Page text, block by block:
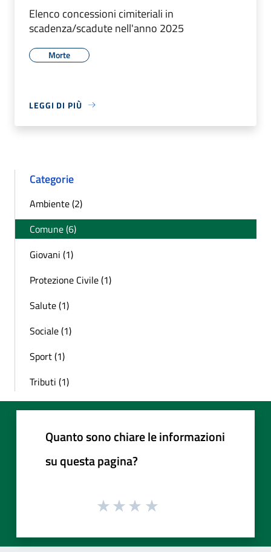
Elenco concessioni cimiteriali in
scadenza/scadute nell'anno 2025
Morte
LEGGI DI PIÙ
Categorie
Ambiente (2)
Comune (6)
Giovani (1)
Protezione Civile (1)
Salute (1)
Sociale (1)
Sport (1)
Tributi (1)
Quanto sono chiare le informazioni
su questa pagina?